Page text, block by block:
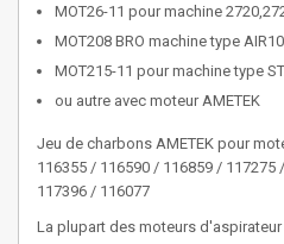
MOT26-11 pour machine
MOT208 BRO machine type AIR10
MOT215-11 pour machine type
ou autre avec moteur AMETEK
Jeu de charbons AMETEK pour
116355 / 116590 / 116859 /
117396 / 116077
La plupart des moteurs